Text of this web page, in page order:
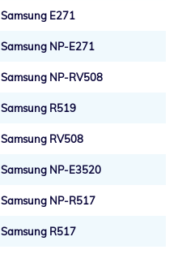
Samsung E271
Samsung NP-E271
Samsung NP-RV508
Samsung R519
Samsung RV508
Samsung NP-E3520
Samsung NP-R517
Samsung R517